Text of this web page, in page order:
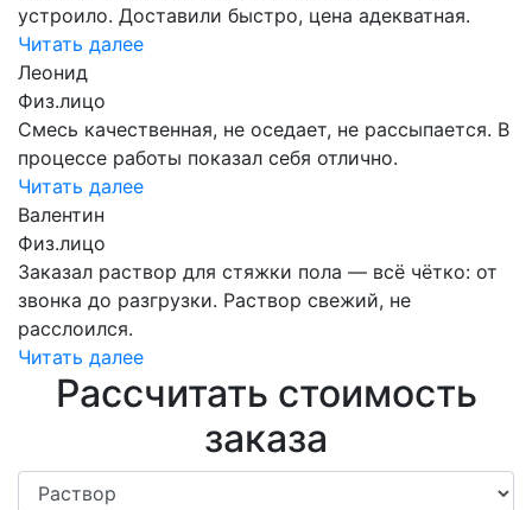
устроило. Доставили быстро, цена адекватная.
Читать далее
Леонид
Физ.лицо
Смесь качественная, не оседает, не рассыпается. В
процессе работы показал себя отлично.
Читать далее
Валентин
Физ.лицо
Заказал раствор для стяжки пола — всё чётко: от
звонка до разгрузки. Раствор свежий, не
расслоился.
Читать далее
Рассчитать стоимость
заказа